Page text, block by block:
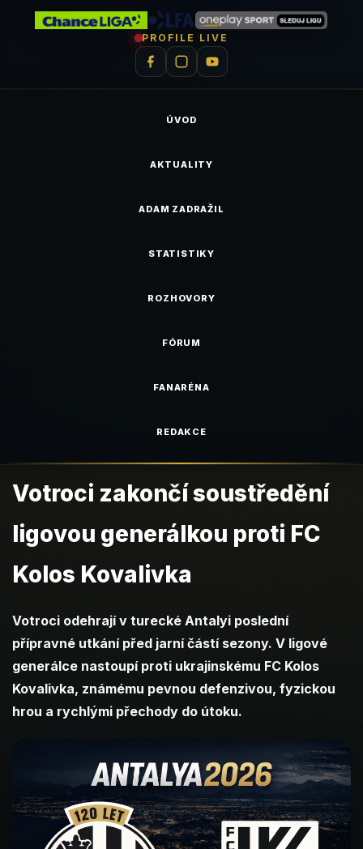
PROFILE LIVE
ÚVOD
AKTUALITY
ADAM ZADRAŽIL
STATISTIKY
ROZHOVORY
FÓRUM
FANARÉNA
REDAKCE
Votroci zakončí soustředění
ligovou generálkou proti FC
Kolos Kovalivka
Votroci odehrají v turecké Antalyi poslední
přípravné utkání před jarní částí sezony. V ligové
generálce nastoupí proti ukrajinskému FC Kolos
Kovalivka, známému pevnou defenzivou, fyzickou
hrou a rychlými přechody do útoku.